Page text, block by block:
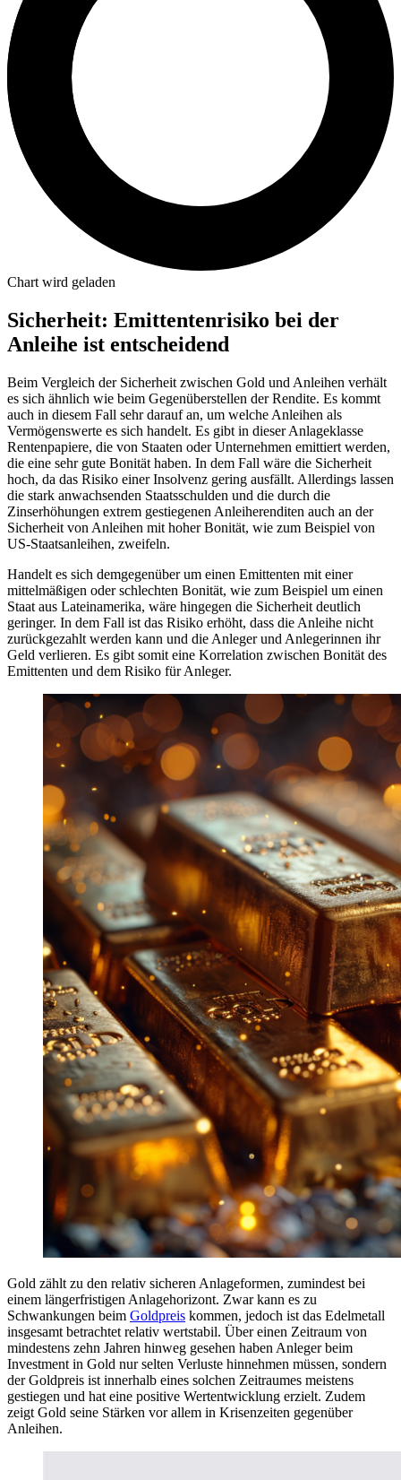
Chart wird geladen
Sicherheit: Emittentenrisiko bei der
Anleihe ist entscheidend
Beim Vergleich der Sicherheit zwischen Gold und Anleihen verhält
es sich ähnlich wie beim Gegenüberstellen der Rendite. Es kommt
auch in diesem Fall sehr darauf an, um welche Anleihen als
Vermögenswerte es sich handelt. Es gibt in dieser Anlageklasse
Rentenpapiere, die von Staaten oder Unternehmen emittiert werden,
die eine sehr gute Bonität haben. In dem Fall wäre die Sicherheit
hoch, da das Risiko einer Insolvenz gering ausfällt. Allerdings lassen
die stark anwachsenden Staatsschulden und die durch die
Zinserhöhungen extrem gestiegenen Anleiherenditen auch an der
Sicherheit von Anleihen mit hoher Bonität, wie zum Beispiel von
US-Staatsanleihen, zweifeln.
Handelt es sich demgegenüber um einen Emittenten mit einer
mittelmäßigen oder schlechten Bonität, wie zum Beispiel um einen
Staat aus Lateinamerika, wäre hingegen die Sicherheit deutlich
geringer. In dem Fall ist das Risiko erhöht, dass die Anleihe nicht
zurückgezahlt werden kann und die Anleger und Anlegerinnen ihr
Geld verlieren. Es gibt somit eine Korrelation zwischen Bonität des
Emittenten und dem Risiko für Anleger.
Gold zählt zu den relativ sicheren Anlageformen, zumindest bei
einem längerfristigen Anlagehorizont. Zwar kann es zu
Schwankungen beim Goldpreis kommen, jedoch ist das Edelmetall
insgesamt betrachtet relativ wertstabil. Über einen Zeitraum von
mindestens zehn Jahren hinweg gesehen haben Anleger beim
Investment in Gold nur selten Verluste hinnehmen müssen, sondern
der Goldpreis ist innerhalb eines solchen Zeitraumes meistens
gestiegen und hat eine positive Wertentwicklung erzielt. Zudem
zeigt Gold seine Stärken vor allem in Krisenzeiten gegenüber
Anleihen.